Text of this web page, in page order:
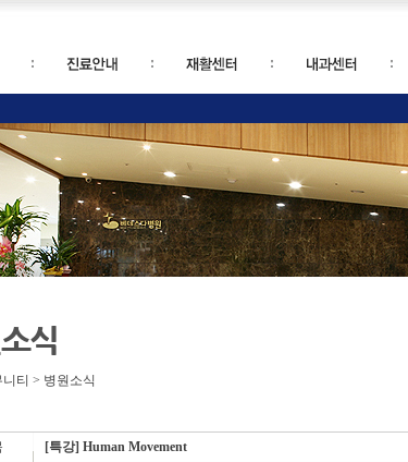
식
티 > 병원소식
[특강] Human Movement